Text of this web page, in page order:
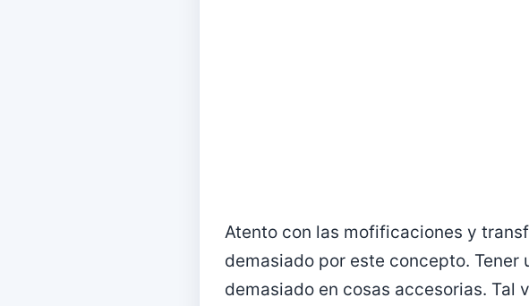
Atento con las mofificaciones y
demasiado por este concepto.
demasiado en cosas accesorias. Tal